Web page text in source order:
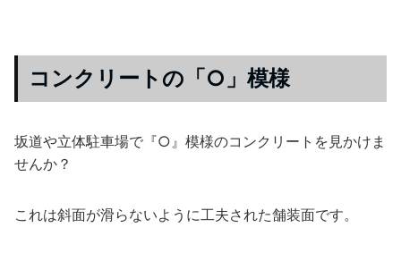
コンクリートの「○」模様
坂道や立体駐車場で『○』模様のコンクリートを見かけま
せんか？
これは斜面が滑らないように工夫された舗装面です。